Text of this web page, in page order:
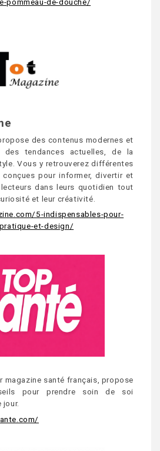
des contenus modernes et
des tendances actuelles, de la
Vous y retrouverez différentes
conçues pour informer, divertir et
dans leurs quotidien tout
et leur créativité.
5-indispensables-pour-
et-design/
magazine santé français, propose
pour prendre soin de soi
jour.